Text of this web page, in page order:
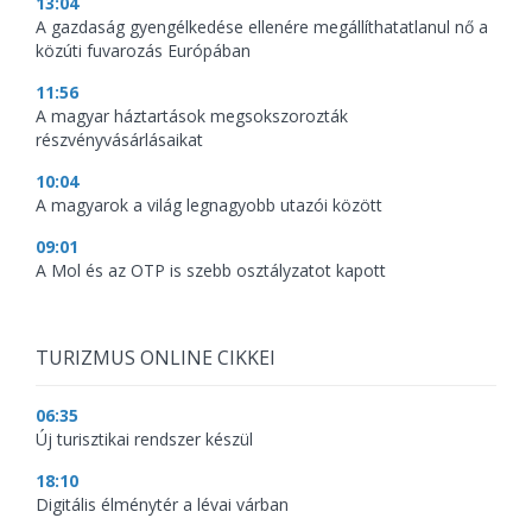
A gazdaság gyengélkedése ellenére megállíthatatlanul nő a
közúti fuvarozás Európában
11:56
A magyar háztartások megsokszorozták
részvényvásárlásaikat
10:04
A magyarok a világ legnagyobb utazói között
09:01
A Mol és az OTP is szebb osztályzatot kapott
TURIZMUS ONLINE CIKKEI
06:35
Új turisztikai rendszer készül
18:10
Digitális élménytér a lévai várban